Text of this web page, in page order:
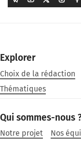
Explorer
Choix de la rédaction
Thématiques
Qui sommes-nous
Notre projet Nos